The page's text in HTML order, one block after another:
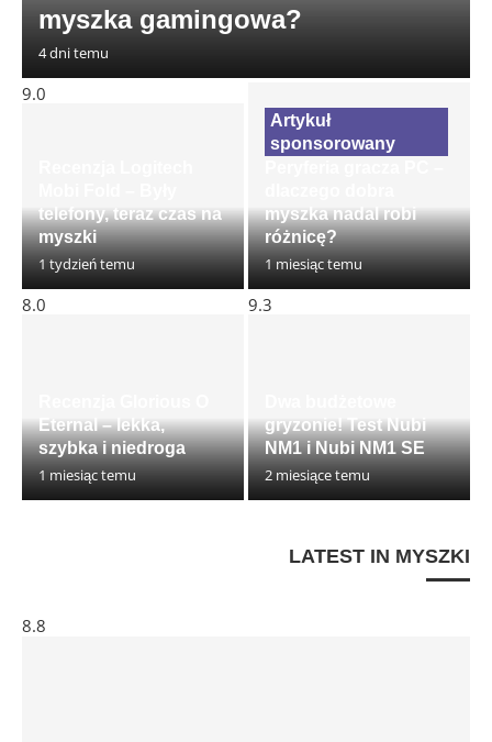
myszka gamingowa?
4 dni temu
9.0
telefony, teraz czas na
myszki
1 tydzień temu
myszka nadal robi
różnicę?
1 miesiąc temu
8.0
Eternal – lekka,
szybka i niedroga
1 miesiąc temu
9.3
gryzonie! Test Nubi
NM1 i Nubi NM1 SE
2 miesiące temu
LATEST IN MYSZKI
8.8